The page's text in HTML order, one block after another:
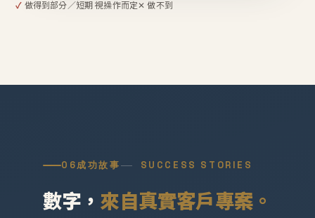
✓ 做得到部分／短期 視操作而定✕ 做不到
06成功故事 SUCCESS STORIES
數字， 來自真實客戶專案。